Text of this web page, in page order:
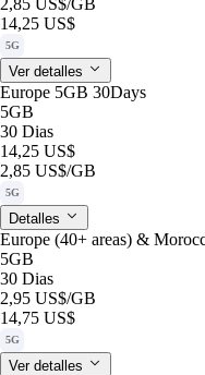
14,25 US$
5G
Ver detalles
Europe 5GB 30Days
5GB
30 Dias
14,25 US$
2,85 US$/GB
5G
Detalles
Europe (40+ areas) &
5GB
30 Dias
2,95 US$/GB
14,75 US$
5G
Ver detalles